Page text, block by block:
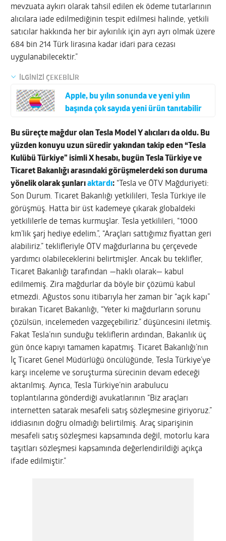
mevzuata aykırı olarak tahsil edilen ek ödeme tutarlarının
alıcılara iade edilmediğinin tespit edilmesi halinde, yetkili
satıcılar hakkında her bir aykırılık için ayrı ayrı olmak üzere
684 bin 214 Türk lirasına kadar idari para cezası
uygulanabilecektir.”
İLGİNİZİ ÇEKEBİLİR
Apple, bu yılın sonunda ve yeni yılın
başında çok sayıda yeni ürün tanıtabilir
Bu süreçte mağdur olan Tesla Model Y alıcıları da oldu. Bu
yüzden konuyu uzun süredir yakından takip eden “Tesla
Kulübü Türkiye” isimli X hesabı, bugün Tesla Türkiye ve
Ticaret Bakanlığı arasındaki görüşmelerdeki son duruma
yönelik olarak şunlarıaktardı: “Tesla ve ÖTV Mağduriyeti:
Son Durum. Ticaret Bakanlığı yetkilileri, Tesla Türkiye ile
görüşmüş. Hatta bir üst kademeye çıkarak globaldeki
yetkililerle de temas kurmuşlar. Tesla yetkilileri, “1000
km’lik şarj hediye edelim.”, “Araçları sattığımız fiyattan geri
alabiliriz.” teklifleriyle ÖTV mağdurlarına bu çerçevede
yardımcı olabileceklerini belirtmişler. Ancak bu teklifler,
Ticaret Bakanlığı tarafından —haklı olarak— kabul
edilmemiş. Zira mağdurlar da böyle bir çözümü kabul
etmezdi. Ağustos sonu itibarıyla her zaman bir “açık kapı”
bırakan Ticaret Bakanlığı, “Yeter ki mağdurların sorunu
çözülsün, incelemeden vazgeçebiliriz.” düşüncesini iletmiş.
Fakat Tesla’nın sunduğu tekliflerin ardından, Bakanlık üç
gün önce kapıyı tamamen kapatmış. Ticaret Bakanlığı’nın
İç Ticaret Genel Müdürlüğü öncülüğünde, Tesla Türkiye’ye
karşı inceleme ve soruşturma sürecinin devam edeceği
aktarılmış. Ayrıca, Tesla Türkiye’nin arabulucu
toplantılarına gönderdiği avukatlarının “Biz araçları
internetten satarak mesafeli satış sözleşmesine giriyoruz.”
iddiasının doğru olmadığı belirtilmiş. Araç siparişinin
mesafeli satış sözleşmesi kapsamında değil, motorlu kara
taşıtları sözleşmesi kapsamında değerlendirildiği açıkça
ifade edilmiştir.”